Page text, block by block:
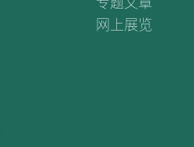
网上展览